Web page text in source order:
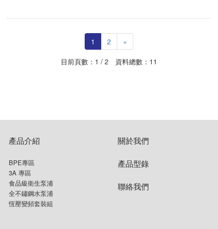
1 2 »
目前頁數：1 / 2 資料總數：11
產品介紹
BPE專區
3A 專區
食品級衛生泵浦
全不鏽鋼水泵浦
恆壓變頻套裝組
關於我們
產品型錄
聯絡我們